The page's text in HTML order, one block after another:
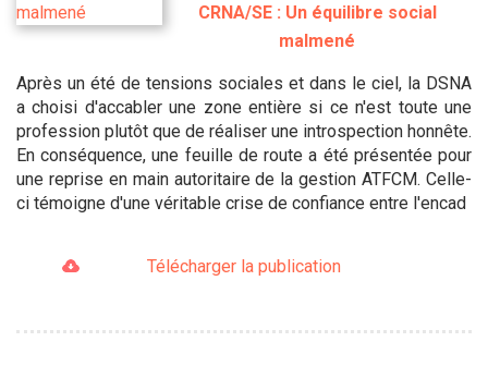
CRNA/SE : Un équilibre social
malmené
Après un été de tensions sociales et dans le ciel, la DSNA
a choisi d'accabler une zone entière si ce n'est toute une
profession plutôt que de réaliser une introspection honnête.
En conséquence, une feuille de route a été présentée pour
une reprise en main autoritaire de la gestion ATFCM. Celle-
ci témoigne d'une véritable crise de confiance entre l'encad
Télécharger la publication